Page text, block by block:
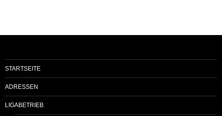
STARTSEITE
ADRESSEN
LIGABETRIEB